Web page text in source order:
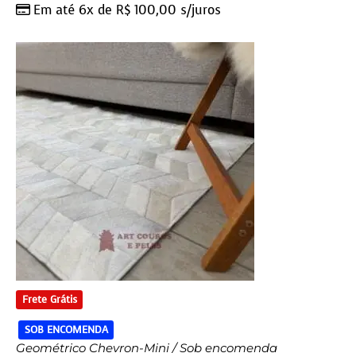
Em até 6x de R$ 100,00 s/juros
Frete Grátis
SOB ENCOMENDA
Geométrico Chevron-Mini / Sob encomenda